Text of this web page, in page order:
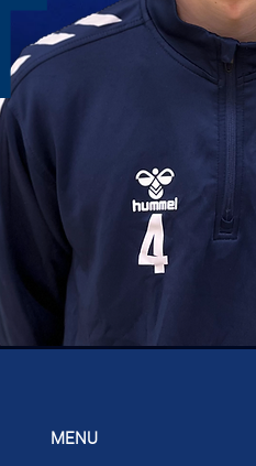
MENU